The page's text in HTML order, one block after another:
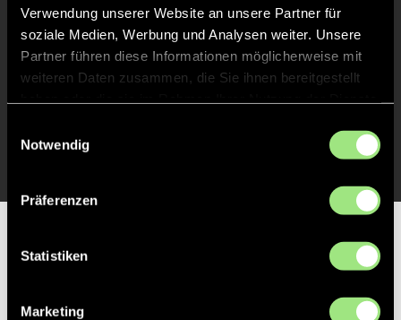
Verwendung unserer Website an unsere Partner für
soziale Medien, Werbung und Analysen weiter. Unsere
Partner führen diese Informationen möglicherweise mit
weiteren Daten zusammen, die Sie ihnen bereitgestellt
Notwendig
Präferenzen
Statistiken
Marketing
14' TOR 0:1, FELDTOR
TOR 0:1, FELDTOR